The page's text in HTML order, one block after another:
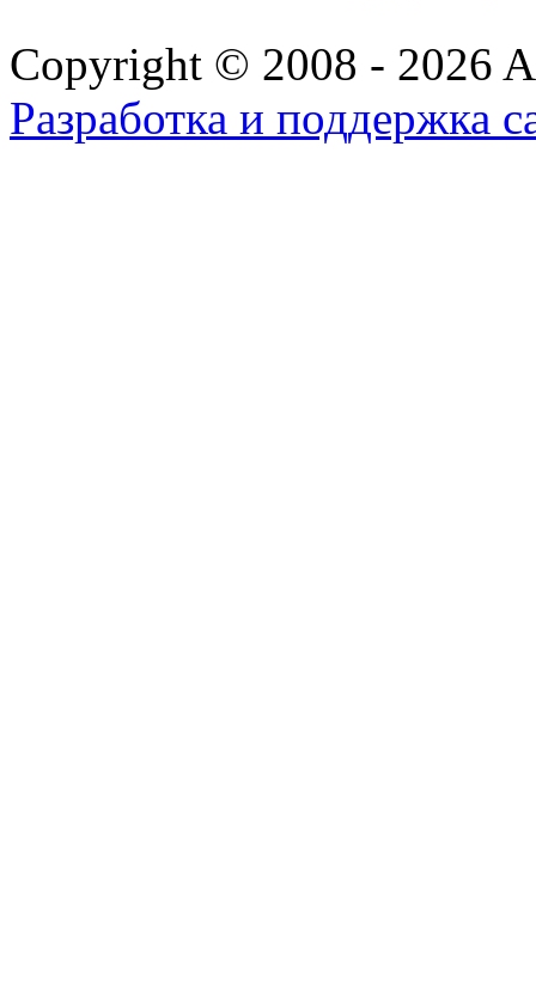
Copyright © 2008 - 2026
Разработка и поддержка